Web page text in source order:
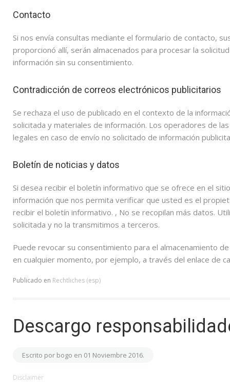
Contacto
Si nos envía consultas mediante el formulario de contacto,
proporcionó allí, serán almacenados para procesar la
información sin su consentimiento.
Contradicción de correos electrónicos publicitarios
Se rechaza el uso de publicado en el contexto de la
solicitada y materiales de información. Los operadores de
legales en caso de envío no solicitado de información
Boletín de noticias y datos
Si desea recibir el boletín informativo que se ofrece en el
información que nos permita verificar que usted es el
recibir el boletín informativo. , No se recopilan más datos.
solicitada y no la transmitimos a terceros.
Puede revocar su consentimiento para el almacenamiento
en cualquier momento, por ejemplo, a través del enlace de
Publicado en Rechtliches (esp)
Descargo
Escrito por bogo en 01 Noviembre 2016.
Disclaimer